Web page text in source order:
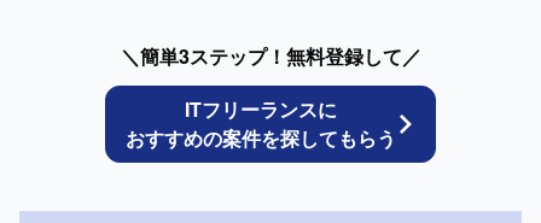
＼簡単3ステップ！無料登録して／
ITフリーランスに
おすすめの案件を探してもらう